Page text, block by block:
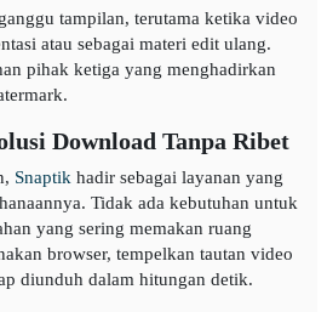
tampilan, terutama ketika video
atau sebagai materi edit ulang.
pihak ketiga yang menghadirkan
Download Tanpa Ribet
Snaptik hadir sebagai layanan yang
Tidak ada kebutuhan untuk
yang sering memakan ruang
browser, tempelkan tautan video
diunduh dalam hitungan detik.